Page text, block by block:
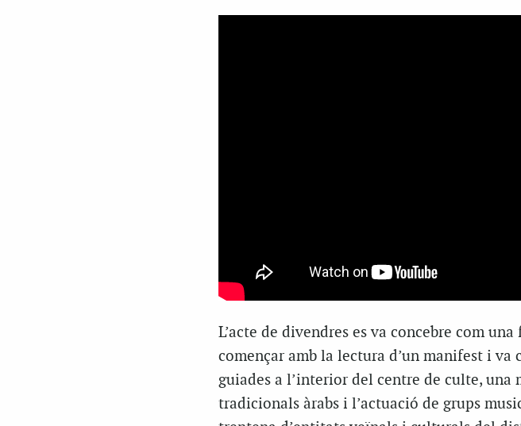
L’acte de divendres es va concebre com
començar amb la lectura d’un manifest i
guiades a l’interior del centre de culte, una
tradicionals àrabs i l’actuació de grups